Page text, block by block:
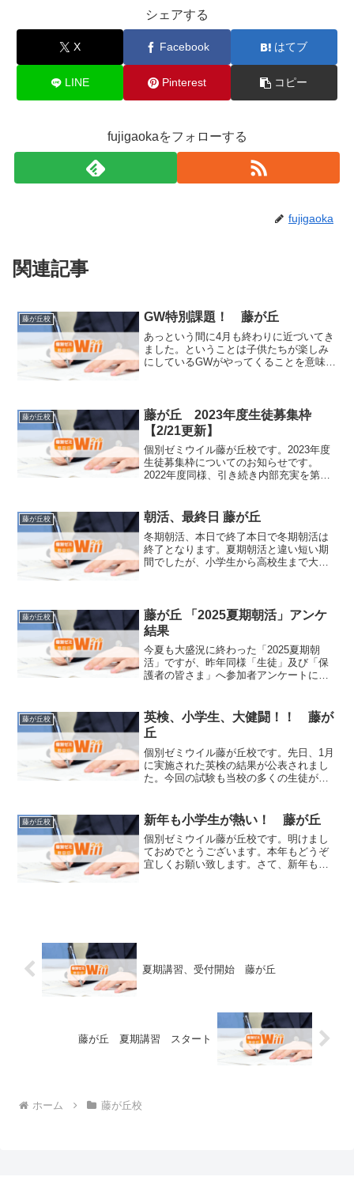
シェアする
X Facebook はてブ
LINE Pinterest コピー
fujigaokaをフォローする
fujigaoka
関連記事
藤が丘校 GW特別課題！ 藤が丘
あっという間に4月も終わりに近づいてき
ました。ということは子供たちが楽しみ
にしているGWがやってくることを意味し
生徒一人ひとり丁寧に...
藤が丘校
藤が丘 2023年度生徒募集枠
【2/21更新】
個別ゼミウイル藤が丘校です。2023年度
生徒募集枠についてのお知らせです。
2022年度同様、引き続き内部充実を第一
（2/21時点）受付期間：各学年定員にな
り次第、受付終了新...
藤が丘校 朝活、最終日 藤が丘
冬期朝活、本日で終了本日で冬期朝活は
終了となります。夏期朝活と違い短い期
間でしたが、小学生から高校生まで大変
に朝活を利用し、課題を終...
藤が丘校
藤が丘 「2025夏期朝活」アンケ
結果
今夏も大盛況に終わった「2025夏期朝
活」ですが、昨年同様「生徒」及び「保
護者の皆さま」へ参加者アンケートにご
要】■夏期講習期間中、朝8時～8時55分
までを「朝活時間」と...
藤が丘校
英検、小学生、大健闘！！ 藤が
丘
個別ゼミウイル藤が丘校です。先日、1月
に実施された英検の結果が公表されまし
た。今回の試験も当校の多くの生徒が受
名は英検4級を、小学6年の男子生徒は英
検3級1次試験を、...
藤が丘校 新年も小学生が熱い！ 藤が丘
個別ゼミウイル藤が丘校です。明けまし
ておめでとうございます。本年もどうぞ
宜しくお願い致します。さて、新年も受
夏期講習、受付開始 藤が丘
藤が丘 夏期講習 スタート
ホーム 藤が丘校